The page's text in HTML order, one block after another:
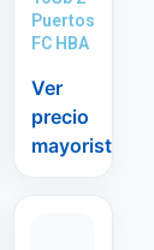
Puertos
FC HBA
Ver
precio
mayorista